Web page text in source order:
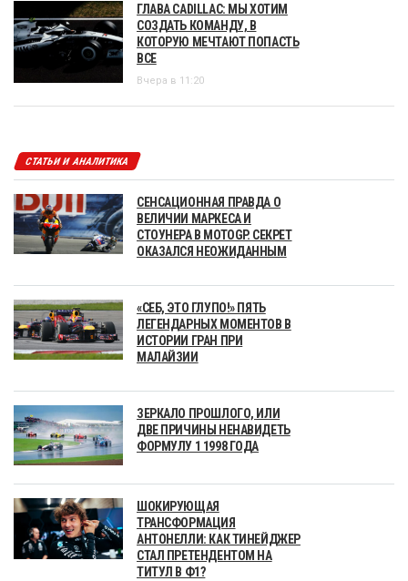
ГЛАВА CADILLAC: МЫ ХОТИМ
СОЗДАТЬ КОМАНДУ, В
КОТОРУЮ МЕЧТАЮТ ПОПАСТЬ
ВСЕ
Вчера в 11:20
СТАТЬИ И АНАЛИТИКА
СЕНСАЦИОННАЯ ПРАВДА О
ВЕЛИЧИИ МАРКЕСА И
СТОУНЕРА В MOTOGP. СЕКРЕТ
ОКАЗАЛСЯ НЕОЖИДАННЫМ
«СЕБ, ЭТО ГЛУПО!» ПЯТЬ
ЛЕГЕНДАРНЫХ МОМЕНТОВ В
ИСТОРИИ ГРАН ПРИ
МАЛАЙЗИИ
ЗЕРКАЛО ПРОШЛОГО, ИЛИ
ДВЕ ПРИЧИНЫ НЕНАВИДЕТЬ
ФОРМУЛУ 1 1998 ГОДА
ШОКИРУЮЩАЯ
ТРАНСФОРМАЦИЯ
АНТОНЕЛЛИ: КАК ТИНЕЙДЖЕР
СТАЛ ПРЕТЕНДЕНТОМ НА
ТИТУЛ В Ф1?